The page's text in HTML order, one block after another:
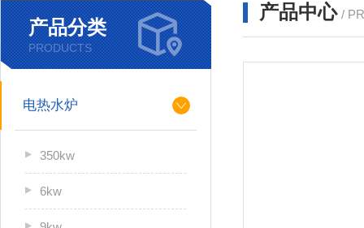
产品分类
PRODUCTS
电热水炉
350kw
6kw
产品中心 /